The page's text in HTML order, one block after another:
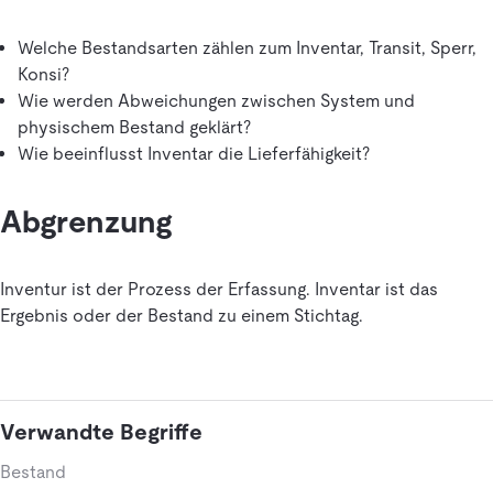
Welche Bestandsarten zählen zum Inventar, Transit, Sperr,
Konsi?
Wie werden Abweichungen zwischen System und
physischem Bestand geklärt?
Wie beeinflusst Inventar die Lieferfähigkeit?
Abgrenzung
Inventur ist der Prozess der Erfassung. Inventar ist das
Ergebnis oder der Bestand zu einem Stichtag.
Verwandte Begriffe
Bestand